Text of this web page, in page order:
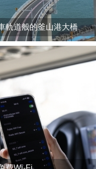
軌道般的釜山港大橋